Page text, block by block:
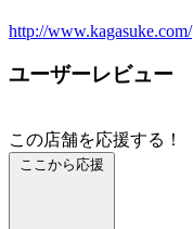
http://www.kagasuke.com/
ユーザーレビュー
この店舗を応援する！
ここから応援